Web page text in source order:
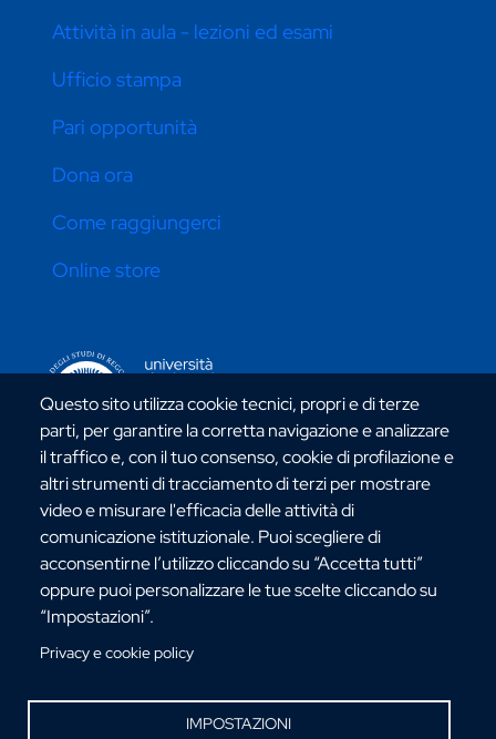
Questo sito utilizza cookie tecnici, propri e di terze
parti, per garantire la corretta navigazione e analizzare
il traffico e, con il tuo consenso, cookie di profilazione e
altri strumenti di tracciamento di terzi per mostrare
video e misurare l'efficacia delle attività di
comunicazione istituzionale. Puoi scegliere di
acconsentirne l’utilizzo cliccando su “Accetta tutti”
oppure puoi personalizzare le tue scelte cliccando su
“Impostazioni”.
Privacy e cookie policy
IMPOSTAZIONI
CONTATTI ATENEO
Via dell'Università, 25 - 89124 Reggio Calabria
C.F. 80006510806
URP:urp@unirc.it
PEC:amministrazione@pec.unirc.it
©Copyright 2025 - Università degli Studi
Mediterranea di Reggio Calabria
Attività in aula - lezioni ed esami
Ufficio stampa
Pari opportunità
Dona ora
Come raggiungerci
Online store